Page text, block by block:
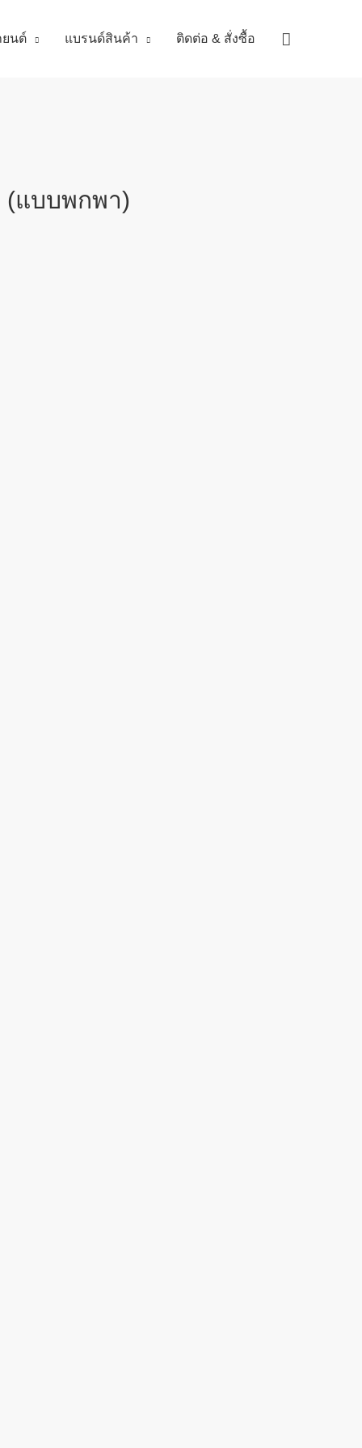
ยนต์ แบรนด์สินค้า ติดต่อ & สั่งซื้อ Search
(แบบพกพา)